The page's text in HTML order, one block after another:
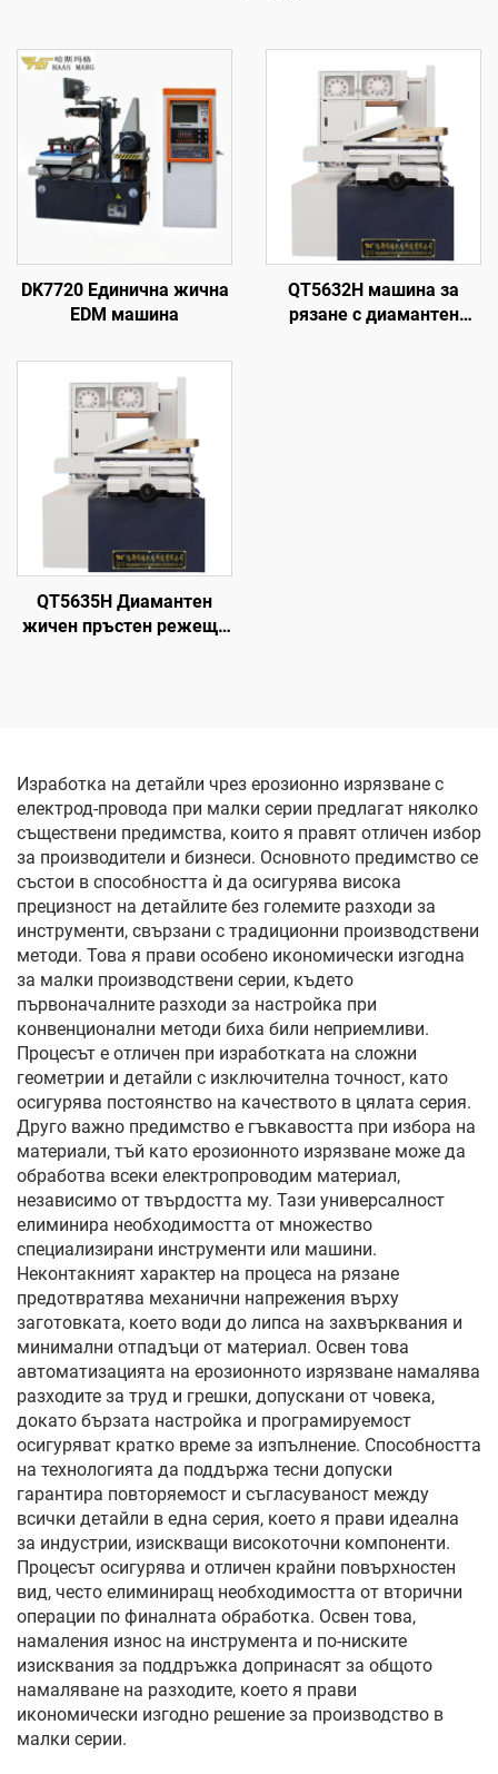
DK7720 Единична жична
EDM машина
QT5632H машина за
рязане с диамантен
QT5635H Диамантен
жичен пръстен режеща
Изработка на детайли чрез ерозионно изрязване с
електрод-провода при малки серии предлагат няколко
съществени предимства, които я правят отличен избор
за производители и бизнеси. Основното предимство се
състои в способността ѝ да осигурява висока
прецизност на детайлите без големите разходи за
инструменти, свързани с традиционни производствени
методи. Това я прави особено икономически изгодна
за малки производствени серии, където
първоначалните разходи за настройка при
конвенционални методи биха били неприемливи.
Процесът е отличен при изработката на сложни
геометрии и детайли с изключителна точност, като
осигурява постоянство на качеството в цялата серия.
Друго важно предимство е гъвкавостта при избора на
материали, тъй като ерозионното изрязване може да
обработва всеки електропроводим материал,
независимо от твърдостта му. Тази универсалност
елиминира необходимостта от множество
специализирани инструменти или машини.
Неконтакният характер на процеса на рязане
предотвратява механични напрежения върху
заготовката, което води до липса на захвърквания и
минимални отпадъци от материал. Освен това
автоматизацията на ерозионното изрязване намалява
разходите за труд и грешки, допускани от човека,
докато бързата настройка и програмируемост
осигуряват кратко време за изпълнение. Способността
на технологията да поддържа тесни допуски
гарантира повторяемост и съгласуваност между
всички детайли в една серия, което я прави идеална
за индустрии, изискващи високоточни компоненти.
Процесът осигурява и отличен крайни повърхностен
вид, често елиминиращ необходимостта от вторични
операции по финалната обработка. Освен това,
намаления износ на инструмента и по-ниските
изисквания за поддръжка допринасят за общото
намаляване на разходите, което я прави
икономически изгодно решение за производство в
малки серии.